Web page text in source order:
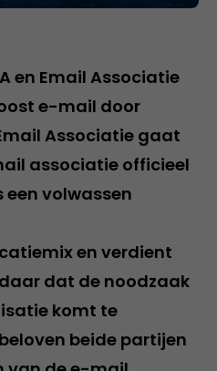
en Email Associatie
e-mail door
Associatie gaat
associatie officieel
een volwassen
en verdient
dat de noodzaak
komt te
beide partijen